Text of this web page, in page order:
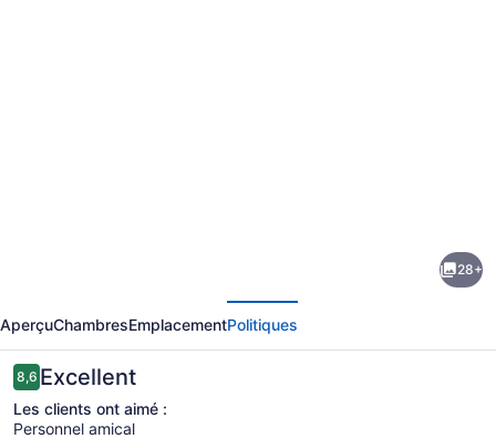
Drouin
Motel
28+
AperçuChambresEmplacementPolitiques
Avis
8,68,6 sur 10 –
Excellent
Les clients ont aimé :
Personnel amical